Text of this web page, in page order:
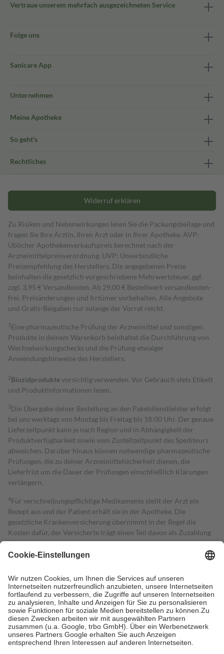
Vertraue unserem mehrfach ausgezeichneten Service
Folge uns
Sanicare App
Unternehmen
Meine Apotheke
So geht's
Rechtliches
Widerruf erklären
Zu Risiken und Nebenwirkungen lesen Sie die Packungsbeilage und
fragen Sie Ihre Ärztin, Ihren Arzt oder in Ihrer Apotheke. AVP:
Üblicher Apothekenverkaufspreis berechnet nach der
Arzneimittelpreisverordnung. UVP: Unverbindliche
Preisempfehlung des Herstellers. Die angegebenen Preise
beinhalten die gesetzlich vorgeschriebene Mehrwertsteuer, ggf.
zzgl. 3,95 € Versandkosten. Ab 29,00 € Bestell­wert versand­kosten­
frei. Preisänderungen und Irrtümer vorbehalten. Alle Angebote
und Gratis-Beigaben nur solange der Vorrat reicht.
1 Eine pharmazeutische Prüfung der Arzneimittel und sonstigen
Produkte in deinem Warenkorb beinhaltet die Durchführung von
Wechselwirkungschecks und die Prüfung etwaiger
Anwendungshinweise des Herstellers.
2Biozidproduktevorsichtig verwenden. Vor Gebrauch stets Etikett
und Produktinformationen lesen.
3Die Übergabe deiner Bestellung an den Paketdienstleister erfolgt
bei uns werktags von Montag bis Freitag bis 18:00 Uhr. Der genaue
Lieferzeitpunkt kann je nach Region und in Abhängigkeit der
Produktverfügbarkeit sowie vom Zustellzeitpunkt des Spediteurs
abweichen. Darüber hinaus können notwendige pharmazeutische
Prüfungen, die zu deiner Arzneimittelsicherheit dienen, die
Lieferfrist um die Dauer der Prüfungen einschließlich Klärungen
verlängern.
4Für verschreibungspflichtige Medikamente stellt der Arzt ein
Rezept aus und der Patient erhält sie in der Apotheke. Die
gesetzliche Krankenversicherung übernimmt in der Regel die
Kosten dafür, der Versicherte trägt einen Teil davon als Zuzahlung
mit.
Grundsätzlich leisten Mitglieder Zuzahlungen in Höhe von zehn
höchstens zehn Euro.
Es sind jedoch nie mehr als die tatsächlichen
Kosten der Leistung zu entrichten.
Diese Regeln gelten grundsätzlich auch für Online-Apotheken.
Bei Heilmitteln und häuslicher Krankenpflege beträgt die
Zuzahlung zehn Prozent der Kosten sowie zehn Euro je
Verordnung.
Um das Engagement der Versicherten für ihre eigene Gesundheit zu
stärken und die besondere Stellung der Familie zu unterstützen,